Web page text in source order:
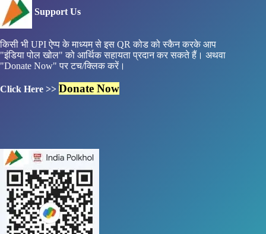
Support Us
किसी भी UPI ऐप्प के माध्यम से इस QR कोड को स्कैन करके आप
"इंडिया पोल खोल" को आर्थिक सहायता प्रदान कर सकते हैं। अथवा
"Donate Now" पर टच/क्लिक करें।
Click Here >> Donate Now